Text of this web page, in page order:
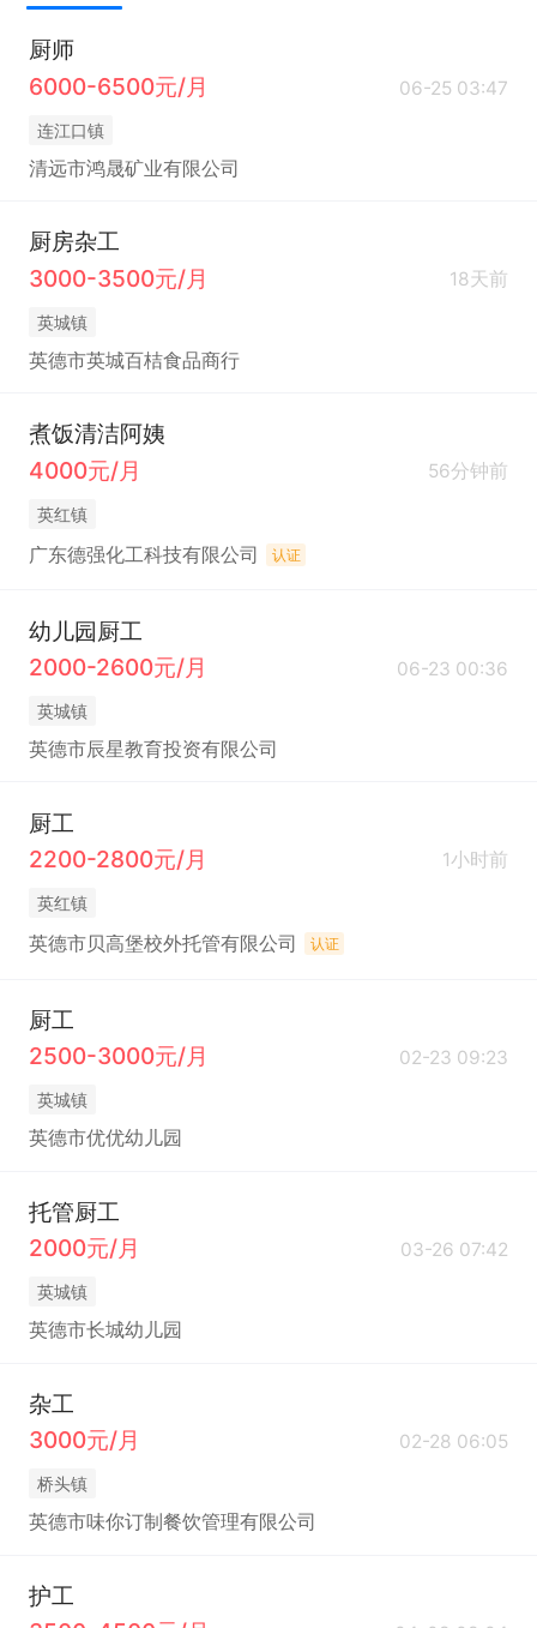
厨师
6000-6500元/月
06-25 03:47
连江口镇
清远市鸿晟矿业有限公司
厨房杂工
3000-3500元/月
18天前
英城镇
英德市英城百桔食品商行
煮饭清洁阿姨
4000元/月
56分钟前
英红镇
广东德强化工科技有限公司 认证
幼儿园厨工
2000-2600元/月
06-23 00:36
英城镇
英德市辰星教育投资有限公司
厨工
2200-2800元/月
1小时前
英红镇
英德市贝高堡校外托管有限公司 认证
厨工
2500-3000元/月
02-23 09:23
英城镇
英德市优优幼儿园
托管厨工
2000元/月
03-26 07:42
英城镇
英德市长城幼儿园
杂工
3000元/月
02-28 06:05
桥头镇
英德市味你订制餐饮管理有限公司
护工